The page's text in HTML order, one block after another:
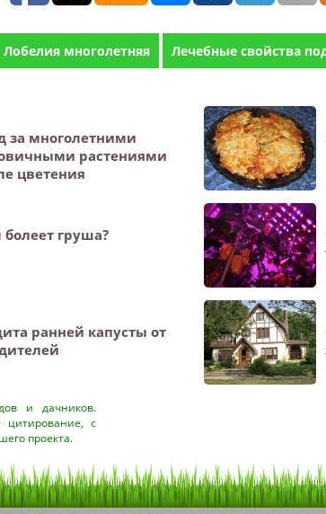
Лобелия многолетняя Лечебные свойства
за многолетними
растениями
цветения
груша?
ранней капусты от
и дачников.
цитирование, с
проекта.